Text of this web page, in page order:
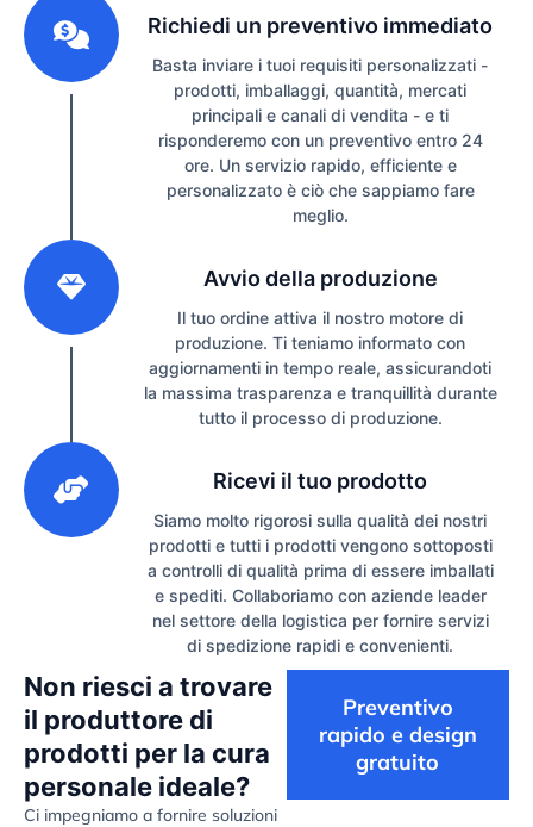
Richiedi un preventivo immediato
Basta inviare i tuoi requisiti personalizzati -
prodotti, imballaggi, quantità, mercati
principali e canali di vendita - e ti
risponderemo con un preventivo entro 24
ore. Un servizio rapido, efficiente e
personalizzato è ciò che sappiamo fare
meglio.
Avvio della produzione
Il tuo ordine attiva il nostro motore di
produzione. Ti teniamo informato con
aggiornamenti in tempo reale, assicurandoti
la massima trasparenza e tranquillità durante
tutto il processo di produzione.
Ricevi il tuo prodotto
Siamo molto rigorosi sulla qualità dei nostri
prodotti e tutti i prodotti vengono sottoposti
a controlli di qualità prima di essere imballati
e spediti. Collaboriamo con aziende leader
nel settore della logistica per fornire servizi
di spedizione rapidi e convenienti.
Non riesci a trovare
il produttore di
prodotti per la cura
personale ideale?
Ci impegniamo a fornire soluzioni
Preventivo
rapido e design
gratuito